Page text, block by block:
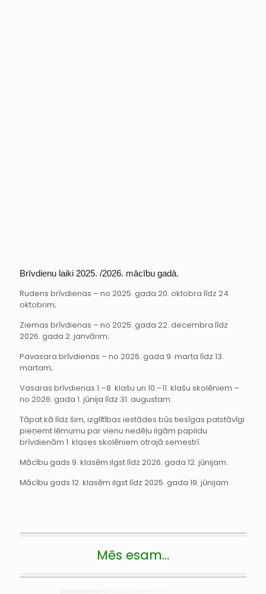
Brīvdienu laiki 2025. /2026. mācību gadā.
Rudens brīvdienas – no 2025. gada 20. oktobra līdz 24.
oktobrim;
Ziemas brīvdienas – no 2025. gada 22. decembra līdz
2026. gada 2. janvārim;
Pavasara brīvdienas – no 2026. gada 9. marta līdz 13.
martam;
Vasaras brīvdienas 1.–8. klašu un 10.–11. klašu skolēniem –
no 2026. gada 1. jūnija līdz 31. augustam.
Tāpat kā līdz šim, izglītības iestādes būs tiesīgas patstāvīgi
pieņemt lēmumu par vienu nedēļu ilgām papildu
brīvdienām 1. klases skolēniem otrajā semestrī.
Mācību gads 9. klasēm ilgst līdz 2026. gada 12. jūnijam.
Mācību gads 12. klasēm ilgst līdz 2025. gada 19. jūnijam.
Mēs esam…